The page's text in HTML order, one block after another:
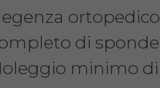
ortopedico
di sponde
minimo di